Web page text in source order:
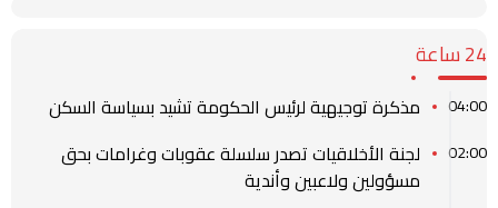
24 ساعة
04:00 مذكرة توجيهية لرئيس الحكومة تشيد بسياسة السكن
02:00
لجنة الأخلاقيات تصدر سلسلة عقوبات وغرامات بحق
مسؤولين ولاعبين وأندية